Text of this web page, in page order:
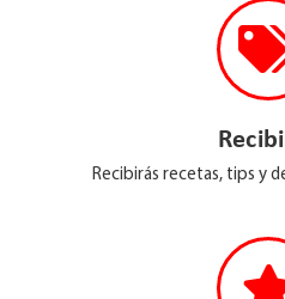
Recibirás recetas, tips y